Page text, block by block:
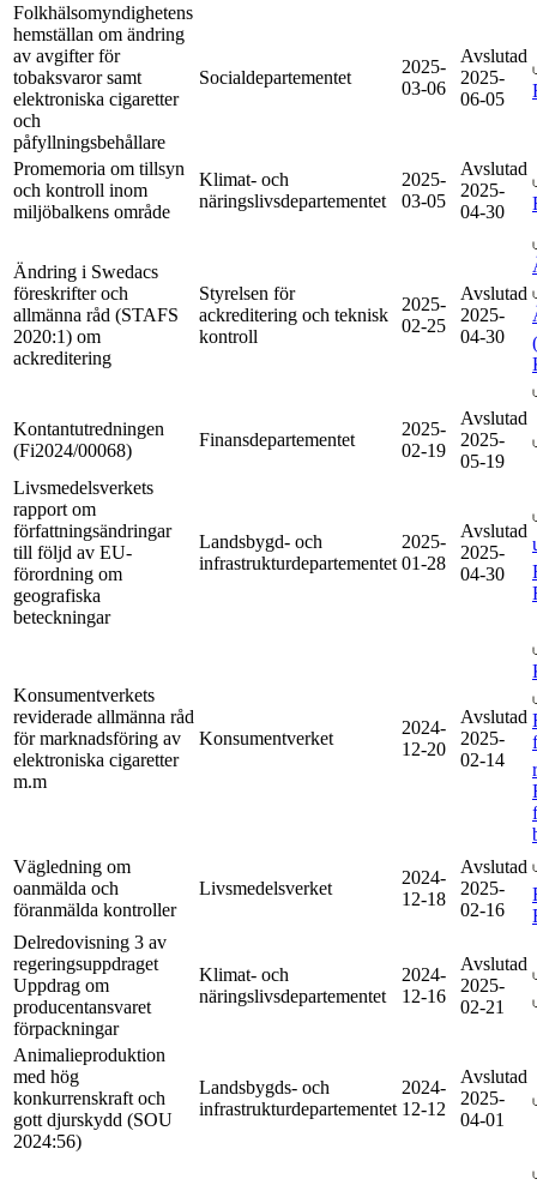
Folkhälsomyndighetens
hemställan om ändring
av avgifter för
tobaksvaror samt
elektroniska cigaretter
och
påfyllningsbehållare
Socialdepartementet
2025-
03-06
Avslutad
2025-
06-05
Promemoria om tillsyn
och kontroll inom
miljöbalkens område
Klimat- och
näringslivsdepartementet
2025-
03-05
Avslutad
2025-
04-30
Ändring i Swedacs
föreskrifter och
allmänna råd (STAFS
2020:1) om
ackreditering
Styrelsen för
ackreditering och teknisk
kontroll
2025-
02-25
Avslutad
2025-
04-30
Kontantutredningen
(Fi2024/00068)
Finansdepartementet
2025-
02-19
Avslutad
2025-
05-19
Livsmedelsverkets
rapport om
författningsändringar
till följd av EU-
förordning om
geografiska
beteckningar
Landsbygd- och
infrastrukturdepartementet
2025-
01-28
Avslutad
2025-
04-30
Konsumentverkets
reviderade allmänna råd
för marknadsföring av
elektroniska cigaretter
m.m
Konsumentverket
2024-
12-20
Avslutad
2025-
02-14
Vägledning om
oanmälda och
föranmälda kontroller
Livsmedelsverket
2024-
12-18
Avslutad
2025-
02-16
Delredovisning 3 av
regeringsuppdraget
Uppdrag om
producentansvaret
förpackningar
Klimat- och
näringslivsdepartementet
2024-
12-16
Avslutad
2025-
02-21
Animalieproduktion
med hög
konkurrenskraft och
gott djurskydd (SOU
2024:56)
Landsbygds- och
infrastrukturdepartementet
2024-
12-12
Avslutad
2025-
04-01